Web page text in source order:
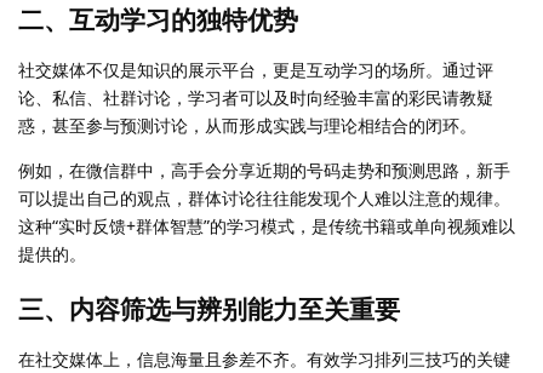
二、互动学习的独特优势
社交媒体不仅是知识的展示平台，更是互动学习的场所。通过评
论、私信、社群讨论，学习者可以及时向经验丰富的彩民请教疑
惑，甚至参与预测讨论，从而形成实践与理论相结合的闭环。
例如，在微信群中，高手会分享近期的号码走势和预测思路，新手
可以提出自己的观点，群体讨论往往能发现个人难以注意的规律。
这种“实时反馈+群体智慧”的学习模式，是传统书籍或单向视频难以
提供的。
三、内容筛选与辨别能力至关重要
在社交媒体上，信息海量且参差不齐。有效学习排列三技巧的关键